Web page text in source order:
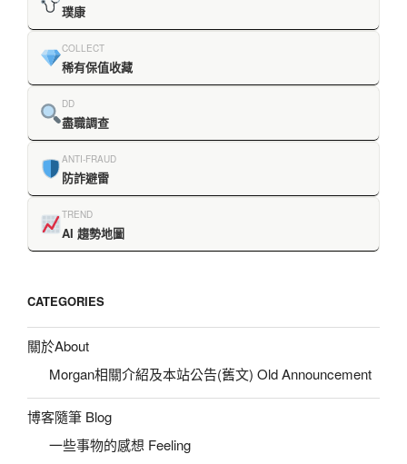
璞康
COLLECT
稀有保值收藏
DD
盡職調查
ANTI-FRAUD
防詐避雷
TREND
AI 趨勢地圖
CATEGORIES
關於About
Morgan相關介紹及本站公告(舊文) Old Announcement
博客隨筆 Blog
一些事物的感想 Feeling